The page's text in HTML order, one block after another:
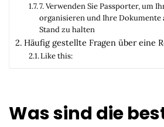
7. Verwenden Sie Passporter, um
organisieren und Ihre Dokumente
Stand zu halten
Häufig gestellte Fragen über eine
Like this:
Was sind die